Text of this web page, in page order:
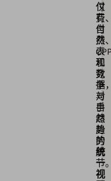
可
仅
有
付
费
表
现
数
据
与
自
然
趋
势
脱
节
可
付
费
自
然
和
竞
争
对
手
趋
势
的
统
一
视